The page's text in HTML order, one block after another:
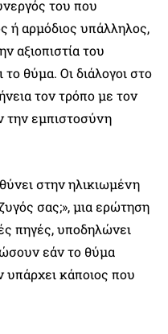
του που
ή αρμόδιος υπάλληλος,
αξιοπιστία του
θύμα. Οι διάλογοι στο
τον τρόπο με τον
την εμπιστοσύνη
στην ηλικιωμένη
σας;», μια ερώτηση
πηγές, υποδηλώνει
εάν το θύμα
υπάρχει κάποιος που